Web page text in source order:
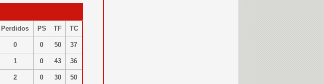
Perdidos PS TF TC
0 0 50 37
1 0 43 36
2 0 30 50